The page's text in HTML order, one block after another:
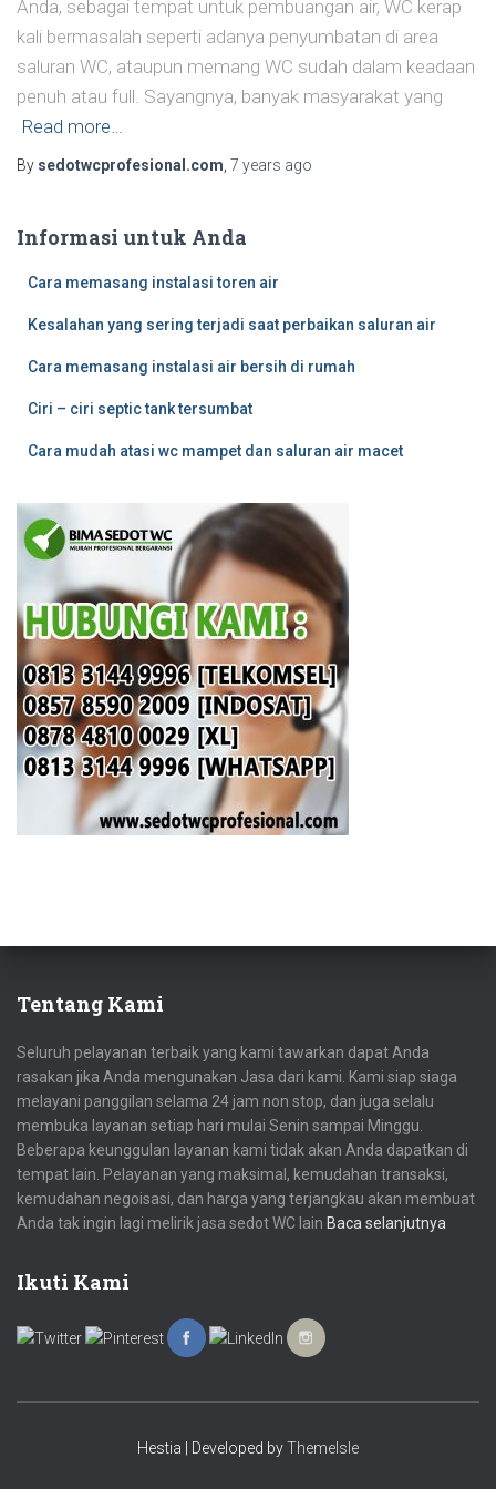
Anda, sebagai tempat untuk pembuangan air, WC kerap
kali bermasalah seperti adanya penyumbatan di area
saluran WC, ataupun memang WC sudah dalam keadaan
penuh atau full. Sayangnya, banyak masyarakat yang
Read more…
By sedotwcprofesional.com 7 years ago
Informasi untuk Anda
Cara memasang instalasi toren air
Kesalahan yang sering terjadi saat perbaikan saluran air
Cara memasang instalasi air bersih di rumah
Ciri – ciri septic tank tersumbat
Cara mudah atasi wc mampet dan saluran air macet
Tentang Kami
Seluruh pelayanan terbaik yang kami tawarkan dapat Anda
rasakan jika Anda mengunakan Jasa dari kami. Kami siap siaga
melayani panggilan selama 24 jam non stop, dan juga selalu
membuka layanan setiap hari mulai Senin sampai Minggu.
Beberapa keunggulan layanan kami tidak akan Anda dapatkan di
tempat lain. Pelayanan yang maksimal, kemudahan transaksi,
kemudahan negoisasi, dan harga yang terjangkau akan membuat
Anda tak ingin lagi melirik jasa sedot WC lain Baca selanjutnya
Ikuti Kami
Hestia | Developed byThemeIsle